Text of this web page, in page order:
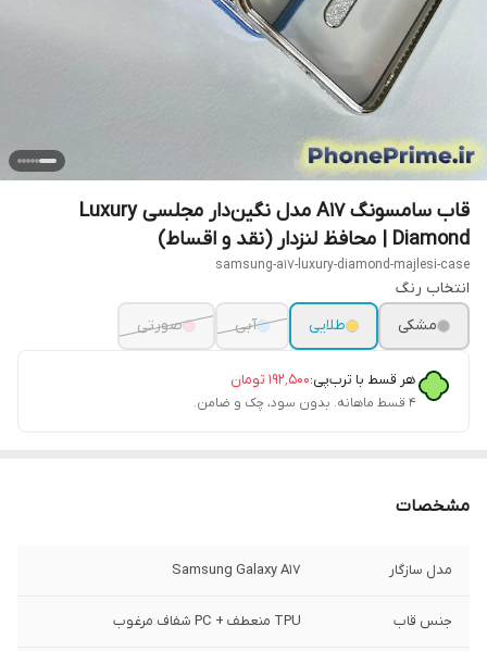
قاب سامسونگ A17 مدل نگین‌دار مجلسی Luxury
Diamond | محافظ لنزدار (نقد و اقساط)
samsung-a17-luxury-diamond-majlesi-case
انتخاب رنگ
مشکی
طلایی آبی صورتی
هر قسط با ترب‌پی:۱۹۲٬۵۰۰ تومان
۴ قسط ماهانه. بدون سود، چک و ضامن.
مشخصات
مدل سازگار Samsung Galaxy A17
جنس قاب TPU منعطف + PC شفاف مرغوب